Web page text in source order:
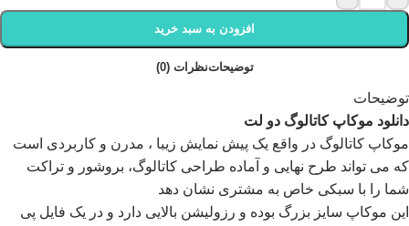
افزودن به سبد خرید
توضیحاتنظرات (0)
توضیحات
دانلود موکاپ کاتالوگ دو لت
موکاپ کاتالوگ در واقع يک پيش نمايش زيبا ، مدرن و کاربردی است
که می تواند طرح نهايی و آماده طراحی کاتالوگ، بروشور و تراکت
شما را با سبکی خاص به مشتری نشان دهد
اين موکاپ سايز بزرگ بوده و رزوليشن بالايی دارد و در یک فایل پی